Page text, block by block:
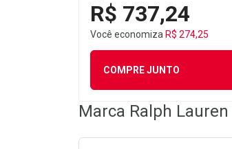
R$ 737,24
Você economiza R$ 274,25
COMPRE JUNTO
Marca Ralph Lauren